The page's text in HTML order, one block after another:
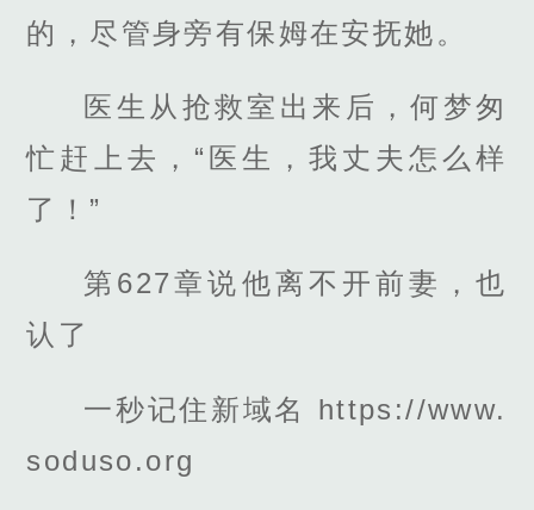
的，尽管身旁有保姆在安抚她。
医生从抢救室出来后，何梦匆
忙赶上去，“医生，我丈夫怎么样
了！”
第627章说他离不开前妻，也
认了
一秒记住新域名 https://www.
soduso.org